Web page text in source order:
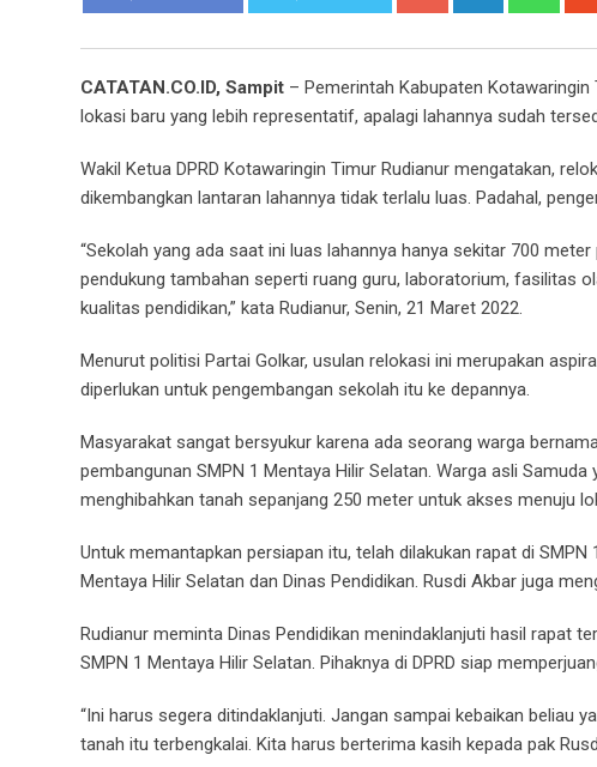
CATATAN.CO.ID, Sampit – Pemerintah Kabupaten
lokasi baru yang lebih representatif, apalagi lahannya sudah
Wakil Ketua DPRD Kotawaringin Timur Rudianur mengatakan,
dikembangkan lantaran lahannya tidak terlalu luas. Padahal,
“Sekolah yang ada saat ini luas lahannya hanya sekitar 700
pendukung tambahan seperti ruang guru, laboratorium, fasilitas
kualitas pendidikan,” kata Rudianur, Senin, 21 Maret 2022.
Menurut politisi Partai Golkar, usulan relokasi ini merupakan
diperlukan untuk pengembangan sekolah itu ke depannya.
Masyarakat sangat bersyukur karena ada seorang warga
pembangunan SMPN 1 Mentaya Hilir Selatan. Warga asli
menghibahkan tanah sepanjang 250 meter untuk akses menuju
Untuk memantapkan persiapan itu, telah dilakukan rapat di
Mentaya Hilir Selatan dan Dinas Pendidikan. Rusdi Akbar juga
Rudianur meminta Dinas Pendidikan menindaklanjuti hasil rapat
SMPN 1 Mentaya Hilir Selatan. Pihaknya di DPRD siap
“Ini harus segera ditindaklanjuti. Jangan sampai kebaikan beliau
tanah itu terbengkalai. Kita harus berterima kasih kepada pak